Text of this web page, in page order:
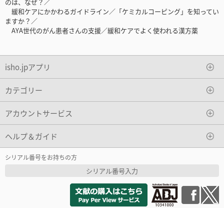
緩和ケアにかかわるガイドライン／「ケミカルコーピング」を知ってい
ますか？／
AYA世代のがん患者さんの支援／緩和ケアでよく使われる漢方薬
isho.jpアプリ
カテゴリー
アカウントサービス
ヘルプ＆ガイド
シリアル番号をお持ちの方
シリアル番号入力